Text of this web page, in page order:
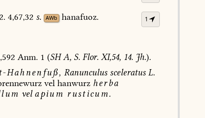
1
4,67,32 s. AWb hanafuoz.
Anm. 1 (SHA,S. Flor.XI,54,14.Jh.).
Hahnenfuß, Ranunculus sceleratus L.
velhanwurz herba
vel apium rusticum.